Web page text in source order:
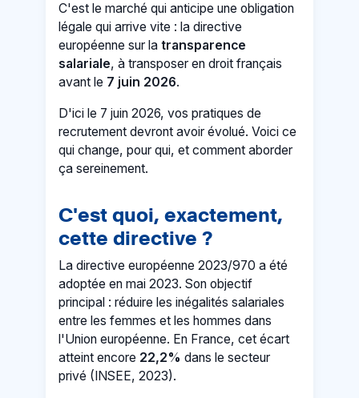
C'est le marché qui anticipe une obligation
légale qui arrive vite : la directive
européenne sur latransparence
salariale, à transposer en droit français
avant le 7 juin 2026.
D'ici le 7 juin 2026, vos pratiques de
recrutement devront avoir évolué. Voici ce
qui change, pour qui, et comment aborder
ça sereinement.
C'est quoi, exactement,
cette directive ?
La directive européenne 2023/970 a été
adoptée en mai 2023. Son objectif
principal : réduire les inégalités salariales
entre les femmes et les hommes dans
l'Union européenne. En France, cet écart
atteint encore 22,2% dans le secteur
privé (INSEE, 2023).